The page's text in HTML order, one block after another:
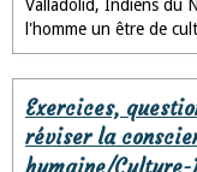
Valladolid, Indiens du
l'homme un être de
Exercices,
réviser la
humaine/Culture-